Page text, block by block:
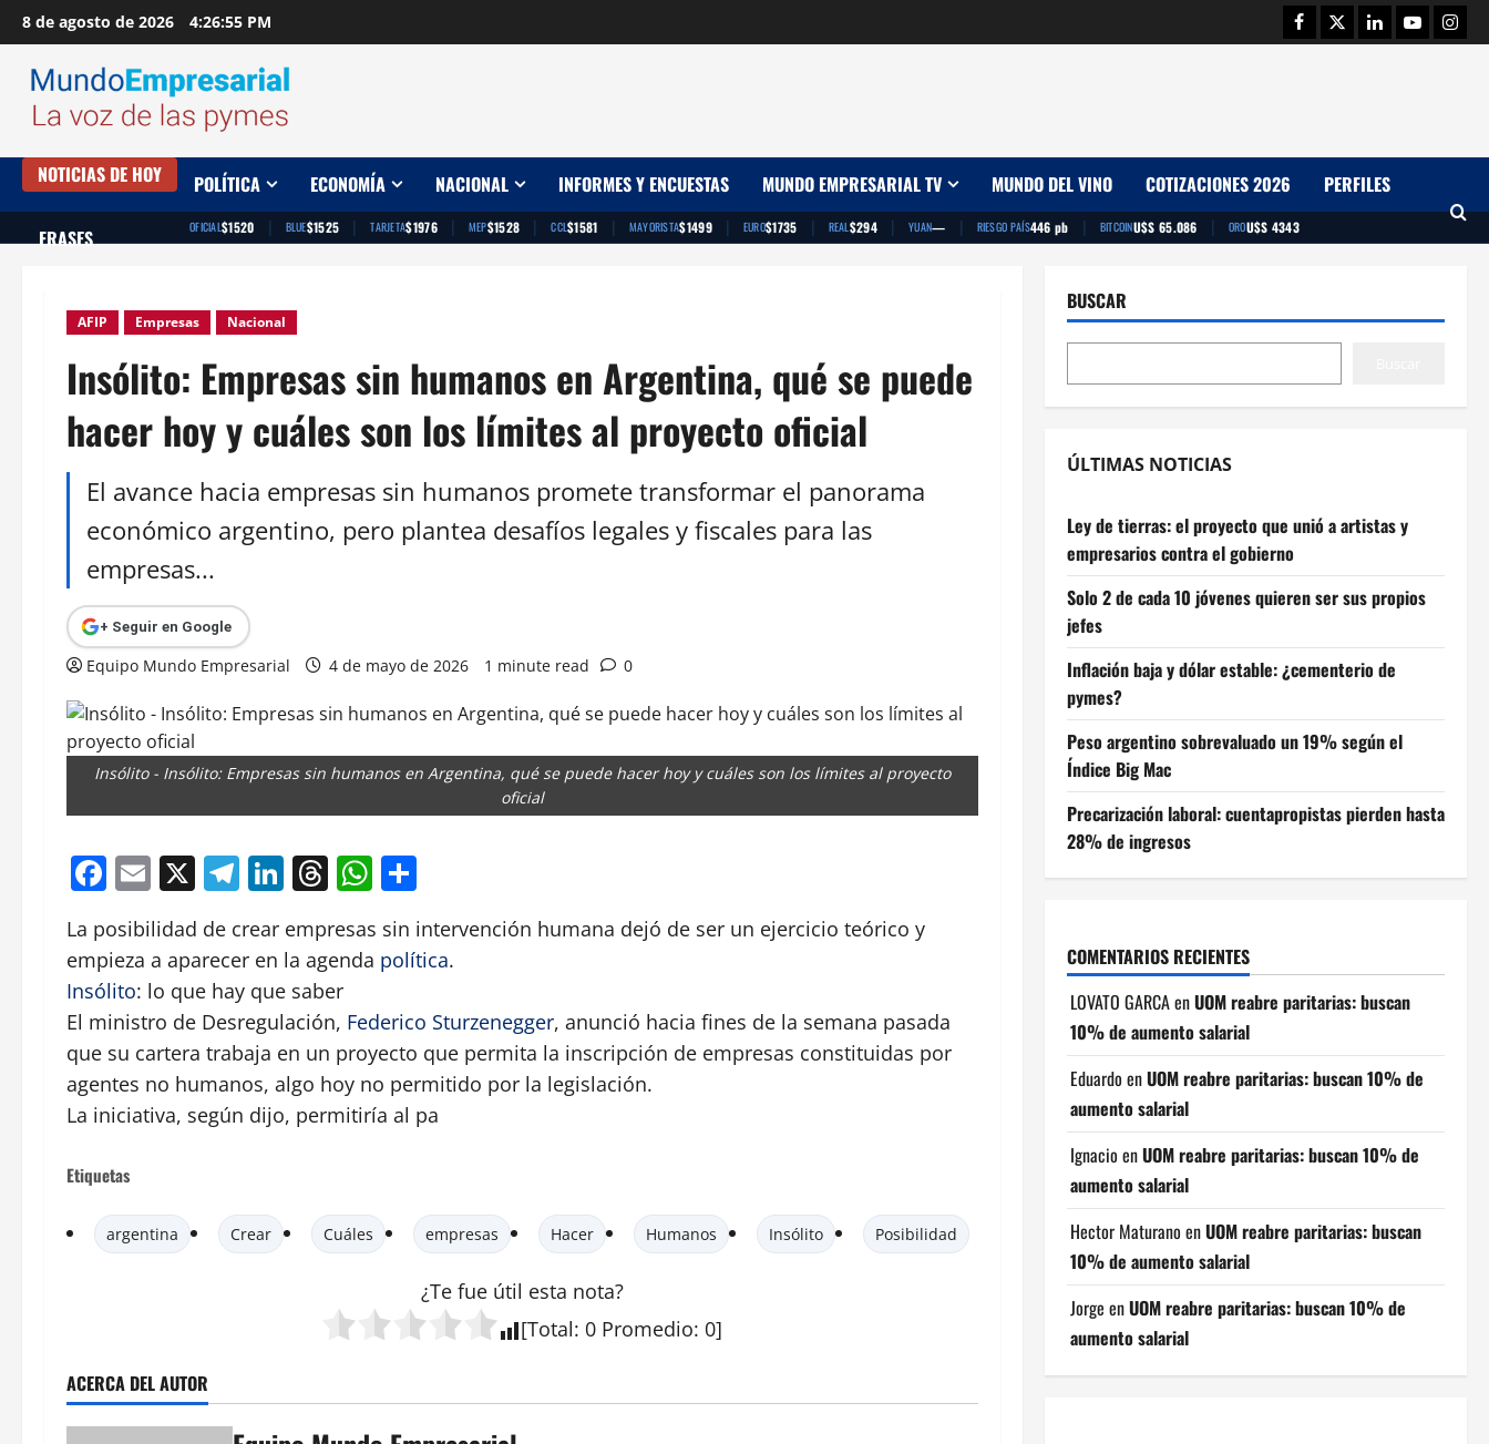
Saltar
al
contenido
8 de agosto de 2026 4:26:56 PM Facebook
TwitterLinkedinYoutube
NOTICIAS DE HOY POLÍTICA ECONOMÍA NACIONAL INFORMES Y ENCUESTAS MUNDO EMPRESARIAL TV MUNDO DEL VINO COTIZACIONES 2026 PERFILES
FRASES OFICIAL$1520 | BLUE$1525 | TARJETA$1976 | MEP$1528 | CCL$1581 | MAYORISTA$1499 | EURO$1735 | REAL$294 | YUAN— | RIESGO PAÍS446 pb | BITCOINU$S 65.086 | OROU$S 4343
AFIP Empresas Nacional
Insólito: Empresas sin humanos en Argentina, qué se puede
hacer hoy y cuáles son los límites al proyecto oficial
El avance hacia empresas sin humanos promete transformar el panorama
económico argentino, pero plantea desafíos legales y fiscales para las
empresas...
+ Seguir en Google
Equipo Mundo Empresarial 4 de mayo de 2026 1 minute read 0
Insólito - Insólito: Empresas sin humanos en Argentina, qué se puede hacer hoy y cuáles son los límites al proyecto
oficial
Facebook
Email
X Telegram
LinkedIn
Threads
WhatsApp
La posibilidad de crear empresas sin intervención humana dejó de ser un ejercicio teórico y
empieza a aparecer en la agenda política.
Insólito: lo que hay que saber
El ministro de Desregulación, Federico Sturzenegger, anunció hacia fines de la semana pasada
que su cartera trabaja en un proyecto que permita la inscripción de empresas constituidas por
agentes no humanos, algo hoy no permitido por la legislación.
La iniciativa, según dijo, permitiría al pa
Etiquetas
argentina Crear Cuáles empresas Hacer Humanos Insólito Posibilidad
¿Te fue útil esta nota?
[Total: 0 Promedio: 0]
ACERCA DEL AUTOR
BUSCAR
ÚLTIMAS NOTICIAS
Ley de tierras: el proyecto que unió a artistas y
empresarios contra el gobierno
Solo 2 de cada 10 jóvenes quieren ser sus propios
jefes
Inflación baja y dólar estable: ¿cementerio de
pymes?
Peso argentino sobrevaluado un 19% según el
Índice Big Mac
Precarización laboral: cuentapropistas pierden hasta
28% de ingresos
COMENTARIOS RECIENTES
LOVATO GARCAenUOM reabre paritarias: buscan
10% de aumento salarial
Eduardo enUOM reabre paritarias: buscan 10% de
aumento salarial
Ignacio enUOM reabre paritarias: buscan 10% de
aumento salarial
Hector Maturano enUOM reabre paritarias: buscan
10% de aumento salarial
Jorge enUOM reabre paritarias: buscan 10% de
aumento salarial